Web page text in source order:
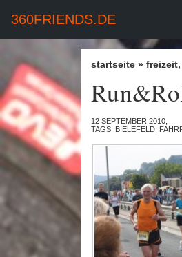
360FRIENDS.DE
startseite » freizeit,
12 SEPTEMBER 2010,
TAGS: BIELEFELD